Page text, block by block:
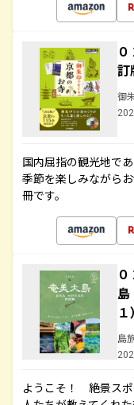
訂
御
国内屈指の観光地で
季節を楽しみながら
冊です。
島
ようこそ！ 絶景スポ